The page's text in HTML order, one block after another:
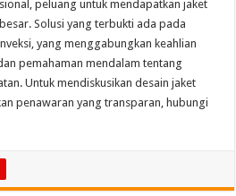
peluang untuk mendapatkan jaket
Solusi yang terbukti ada pada
yang menggabungkan keahlian
pemahaman mendalam tentang
Untuk mendiskusikan desain jaket
penawaran yang transparan, hubungi